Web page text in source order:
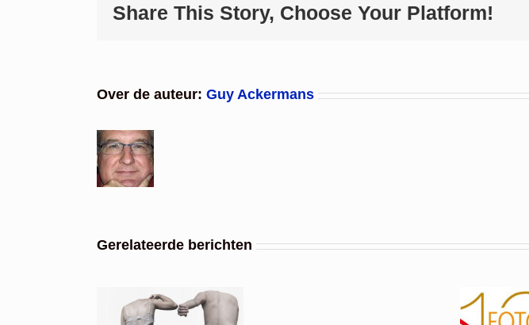
Share This Story, Choose Your Platform!
Over de auteur: Guy Ackermans
Gerelateerde berichten